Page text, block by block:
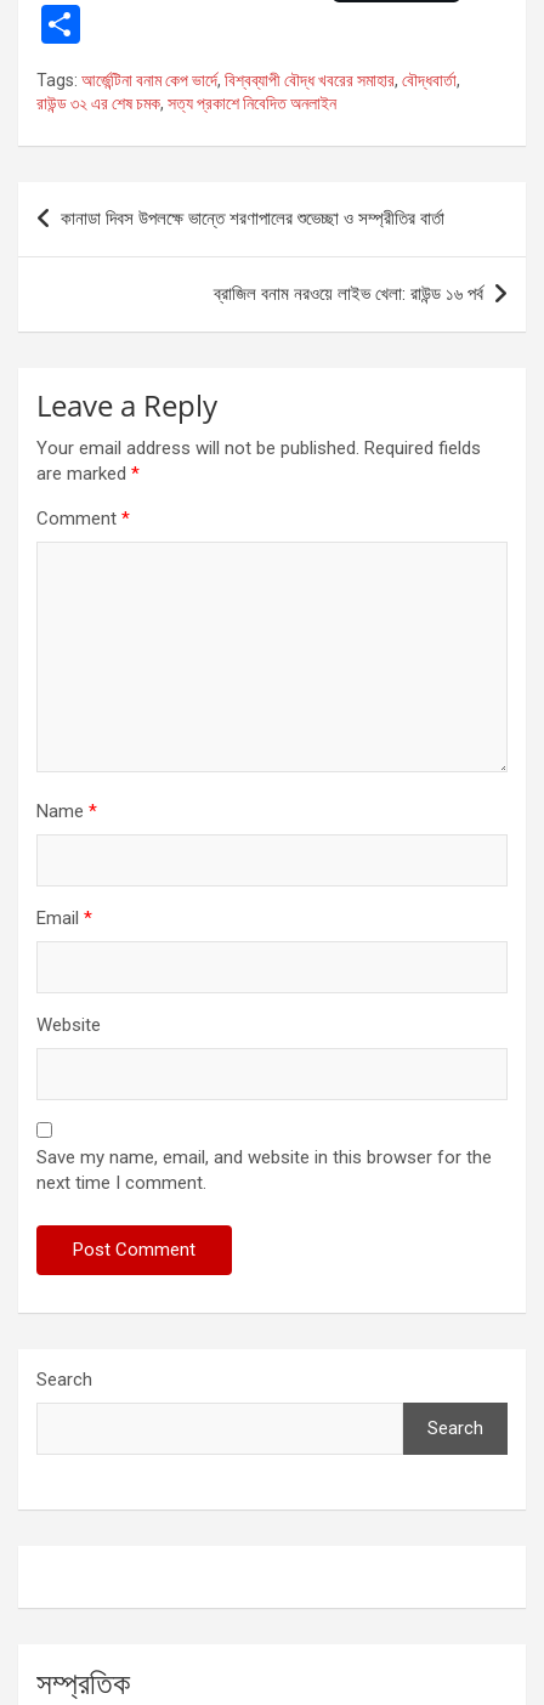
b
o
k
n
g
s
A
p
in
h
ar
e
Tags: আর্জেন্টিনা বনাম কেপ ভার্দে, বিশ্বব্যাপী বৌদ্ধ খবরের সমাহার, বৌদ্ধবার্তা,
রাউন্ড ৩২ এর শেষ চমক, সত্য প্রকাশে নিবেদিত অনলাইন
Post
navigation
কানাডা দিবস উপলক্ষে ভান্তে শরণাপালের শুভেচ্ছা ও সম্প্রীতির বার্তা
ব্রাজিল বনাম নরওয়ে লাইভ খেলা: রাউন্ড ১৬ পর্ব
Leave a Reply
Your email address will not be published. Required fields
are marked *
Comment *
Name *
Email *
Website
Save my name, email, and website in this browser for the
next time I comment.
Search
Search
সম্প্রতিক